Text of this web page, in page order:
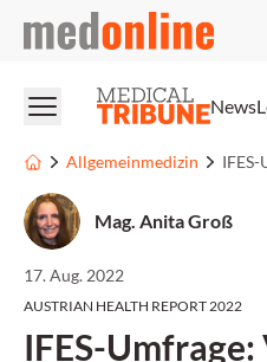
medonline
News
Allgemeinmedizin
Mag. Anita Groß
17. Aug. 2022
AUSTRIAN HEALTH REPORT 2022
IFES-